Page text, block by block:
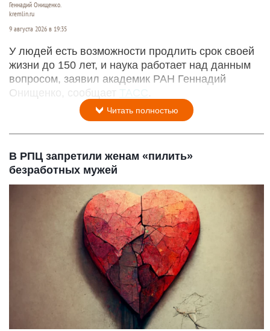
Геннадий Онищенко.
kremlin.ru
9 августа 2026 в 19:35
У людей есть возможности продлить срок своей
жизни до 150 лет, и наука работает над данным
вопросом, заявил академик РАН Геннадий
Онищенко, сообщает ТАСС
Читать полностью
В РПЦ запретили женам «пилить»
безработных мужей